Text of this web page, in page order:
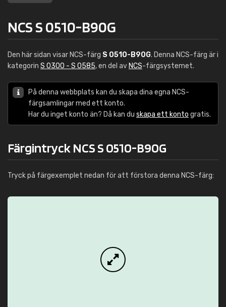
NCS S 0510-B90G
Den här sidan visar NCS-färg S 0510-B90G. Denna NCS-färg är i
kategorin S 0300 - S 0585, en del av NCS-färgsystemet.
På denna webbplats kan du skapa dina egna NCS-
färgsamlingar med ett konto.
Har du inget konto än? Då kan du skapa ett konto gratis.
Färgintryck NCS S 0510-B90G
Tryck på färgexemplet nedan för att förstora denna NCS-färg: